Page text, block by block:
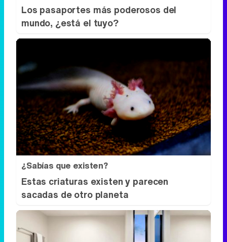
Los pasaportes más poderosos del
mundo, ¿está el tuyo?
¿Sabías que existen?
Estas criaturas existen y parecen
sacadas de otro planeta